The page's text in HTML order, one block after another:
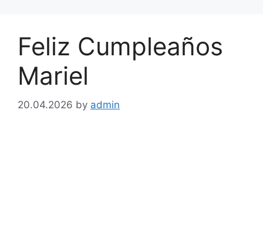
Feliz Cumpleaños
Mariel
20.04.2026 by admin